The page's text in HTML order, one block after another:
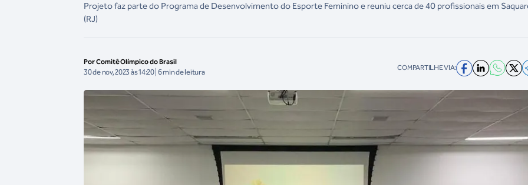
Projeto faz parte do Programa de Desenvolvimento do Esporte Feminino e reuniu cerca de 40 profissionais em
(RJ)
Por Comitê Olímpico do Brasil
30 de nov, 2023 às 14:20 | 6 min de leitura COMPARTILHE VIA: